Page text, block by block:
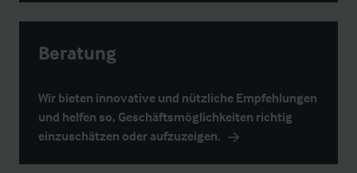
Beratung
Wir bieten innovative und nützliche Empfehlungen
und helfen so, Geschäftsmöglichkeiten richtig
einzuschätzen oder aufzuzeigen.